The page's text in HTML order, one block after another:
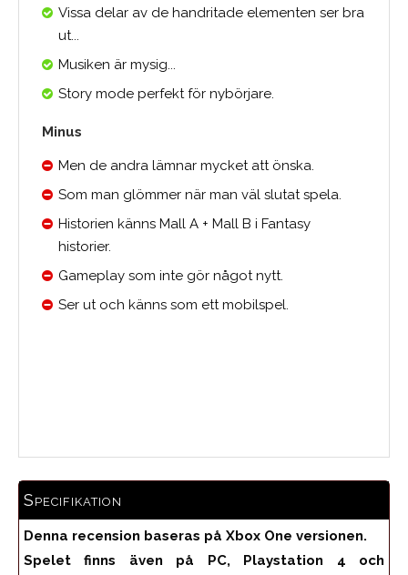
Vissa delar av de handritade elementen ser bra
ut...
Musiken är mysig...
Story mode perfekt för nybörjare.
Minus
Men de andra lämnar mycket att önska.
Som man glömmer när man väl slutat spela.
Historien känns Mall A + Mall B i Fantasy
historier.
Gameplay som inte gör något nytt.
Ser ut och känns som ett mobilspel.
Specifikation
Denna recension baseras på Xbox One versionen.
Spelet finns även på PC, Playstation 4 och